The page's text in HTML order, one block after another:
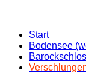
Start
Bodensee